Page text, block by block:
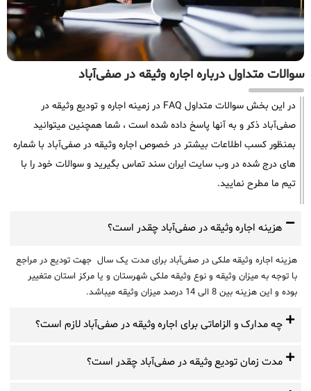
سوالات متداول درباره اجاره وثیقه در صفی‌آباد
در این بخش سوالات متداول FAQ در زمینه اجاره و تودیع وثیقه در
صفی‌آباد ذکر و به آنها پاسخ داده شده است ، شما همچنین میتوانید
بمنظور کسب اطلاعات بیشتر در خصوص اجاره وثیقه در صفی‌آباد با شماره
های درج شده در وب سایت ایران سند تماس بگیرید و سوالات خود را با
تیم ما مطرح نمایید.
هزینه اجاره وثیقه در صفی‌آباد چقدر است؟
هزینه اجاره وثیقه ملکی در صفی‌آباد برای مدت یک سال جهت تودیع در مراجع
با توجه به میزان وثیقه و نوع وثیقه ملکی شهرستان و یا مرکز استان متغییر
بوده و این هزینه بین 8 الی 14 درصد میزان وثیقه میباشد.
چه مدارک و الزاماتی برای اجاره وثیقه در صفی‌آباد لازم است؟
مدت زمان تودیع وثیقه در صفی‌آباد چقدر است؟